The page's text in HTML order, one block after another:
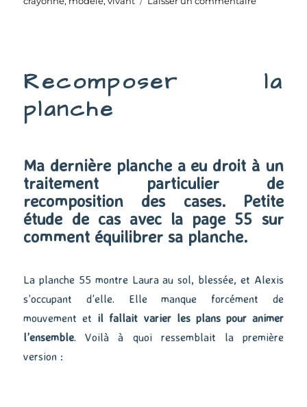
Recomposer la
planche
Ma dernière planche a eu droit à un
traitement particulier de
recomposition des cases. Petite
étude de cas avec la page 55 sur
comment équilibrer sa planche.
La planche 55 montre Laura au sol, blessée, et Alexis
s’occupant d’elle. Elle manque forcément de
mouvement et il fallait varier les plans pour animer
l’ensemble. Voilà à quoi ressemblait la première
version :